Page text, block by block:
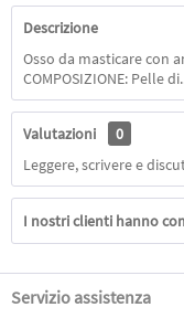
Descrizione
Osso da masticare con
COMPOSIZIONE: Pelle
Valutazioni
0
Leggere, scrivere e
I nostri clienti hanno
Servizio assistenza